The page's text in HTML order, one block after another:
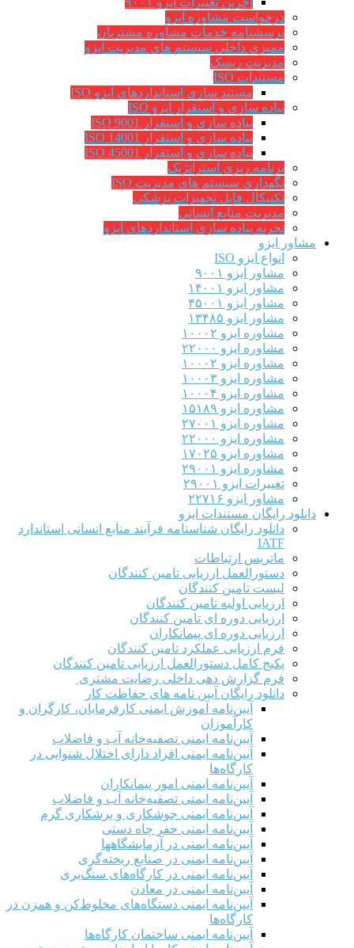
درخواست مشاوره ایزو
پرسشنامه خدمات مشاوره مشتریان
ممیزی داخلی سیستم های مدیریت ایزو
مدیریت ریسک
مستندات ISO
مستند سازی استانداردهای ایزو ISO
پیاده سازی و استقرار ایزو ISO
پیاده سازی و استقرار ISO 9001​
پیاده سازی و استقرار ISO 14001
پیاده سازی و استقرار ISO 45001
برنامه ریزی استراتژیک
نگهداری سیستم های مدیریت ISO
تکنیکال فایل تجهیزات پزشکی
مدیریت منابع انسانی
تجربه پیاده سازی استانداردهای ایزو
مشاور ایزو
انواع ایزو ISO
مشاور ایزو ۹۰۰۱
مشاور ایزو ۱۴۰۰۱
مشاور ایزو ۴۵۰۰۱
مشاور ایزو ۱۳۴۸۵
مشاوره ایزو ۱۰۰۰۲
مشاوره ایزو ۲۲۰۰۰
مشاوره ایزو ۱۰۰۰۲
مشاوره ایزو ۱۰۰۰۳
مشاوره ایزو ۱۰۰۰۴
مشاوره ایزو ۱۵۱۸۹
مشاوره ایزو ۲۷۰۰۱
مشاوره ایزو ۲۲۰۰۰
مشاوره ایزو ۱۷۰۲۵
مشاوره ایزو ۲۹۰۰۱
تغییرات ایزو ۲۹۰۰۱
مشاور ایزو ۲۲۷۱۶
دانلود رایگان مستندات ایزو
دانلود رایگان شناسنامه فرآیند منابع انسانی استاندارد
IATF
ماتریس ارتباطات
دستورالعمل ارزیابی تامین کنندگان
لیست تامین کنندگان
ارزیابی اولیه تامین کنندگان
ارزیابی دوره ای تامین کنندگان
ارزیابی دوره ای پیمانکاران
فرم ارزيابی عملکرد تامین کنندگان
پکیج کامل دستورالعمل ارزیابی تامین کنندگان
فرم گزارش دهی داخلی رضایت مشتری
دانلود رایگان آیین نامه های حفاظت کار
آیین‌نامه آموزش ایمنی کارفرمایان، کارگران و
کارآموزان
آیین‌نامه ایمنی تصفیه‌خانه آب و فاضلاب
آیین‌نامه ایمنی افراد دارای اختلال شنوایی در
کارگاه‌ها
آیین‌نامه ایمنی امور پیمانکاران
آیین‌نامه ایمنی تصفیه‌خانه آب و فاضلاب
آیین‌نامه ایمنی جوشکاری و برشکاری گرم
آیین‌نامه ایمنی حفر چاه دستی
آیین‌نامه ایمنی در آزمایشگاهها
آیین‌نامه ایمنی در صنایع ریخته‌گری
آیین‌نامه ایمنی در کارگاه‌های سنگ‌بری
آیین‌نامه ایمنی در معادن
آیین‌نامه ایمنی دستگاه‌های مخلوط‌کن و همزن در
کارگاه‌ها
آیین‌نامه ایمنی ساختمان کارگاه‌ها